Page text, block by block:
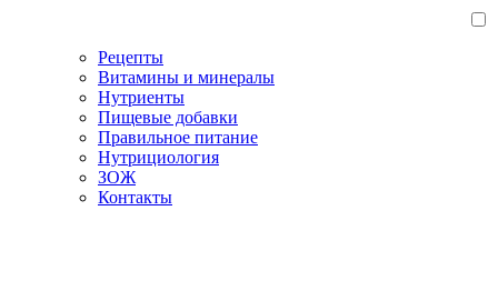
Рецепты
Витамины и минералы
Нутриенты
Пищевые добавки
Правильное питание
Нутрициология
ЗОЖ
Контакты